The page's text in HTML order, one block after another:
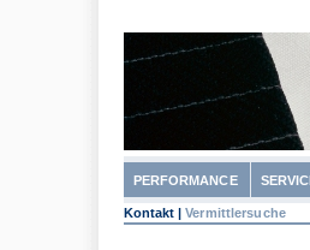
PERFORMANCE
Kontakt |Vermittlersuche